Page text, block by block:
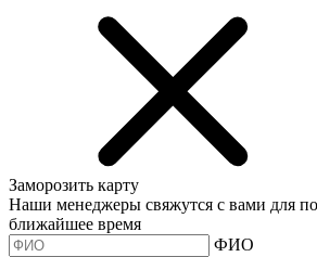
Заморозить карту
Наши менеджеры свяжутся с вами для
ближайшее время
ФИО